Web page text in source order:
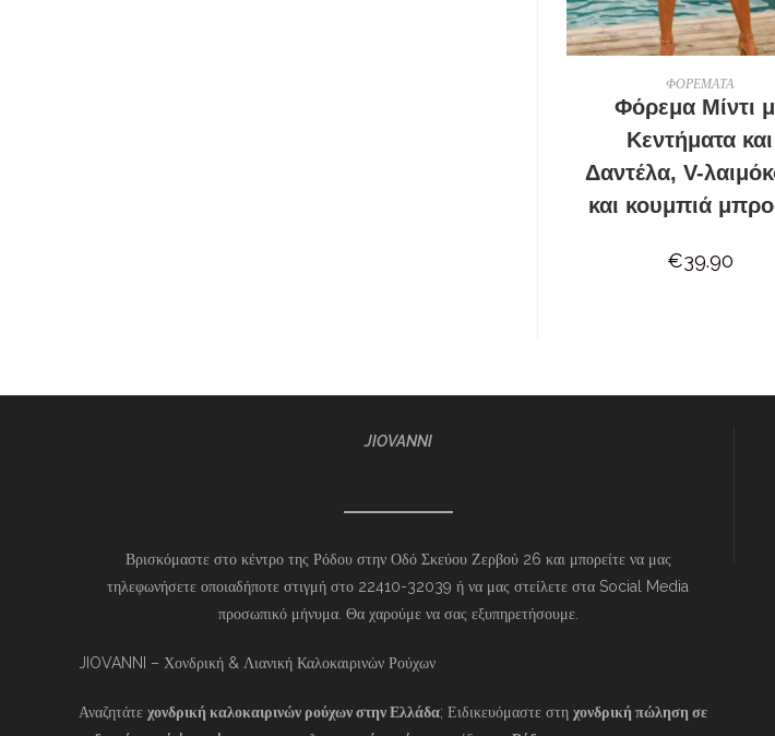
ΕΠΙΛΟΓΉ
ΦΟΡΕΜΑΤΑ
Φόρεμα Μίντι
Κεντήματα και
Δαντέλα, V-
και κουμπιά
€39.90
JIOVANNI
Βρισκόμαστε στο κέντρο της Ρόδου στην Οδό Σκεύου Ζερβού 26 και μπορείτε να μας
τηλεφωνήσετε οποιαδήποτε στιγμή στο 22410-32039 ή να μας στείλετε στα Social Media
προσωπικό μήνυμα. Θα χαρούμε να σας εξυπηρετήσουμε.
JIOVANNI – Χονδρική & Λιανική Καλοκαιρινών Ρούχων
Αναζητάτε χονδρική καλοκαιρινών ρούχων στην Ελλάδα; Ειδικευόμαστε στη χονδρική πώληση σε